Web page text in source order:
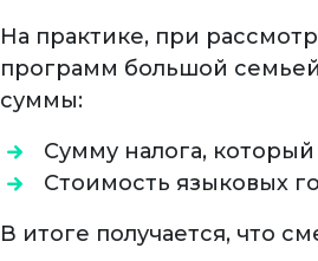
На практике, при
программ большой
суммы:
Сумму налога,
Стоимость языковых
В итоге получается, что